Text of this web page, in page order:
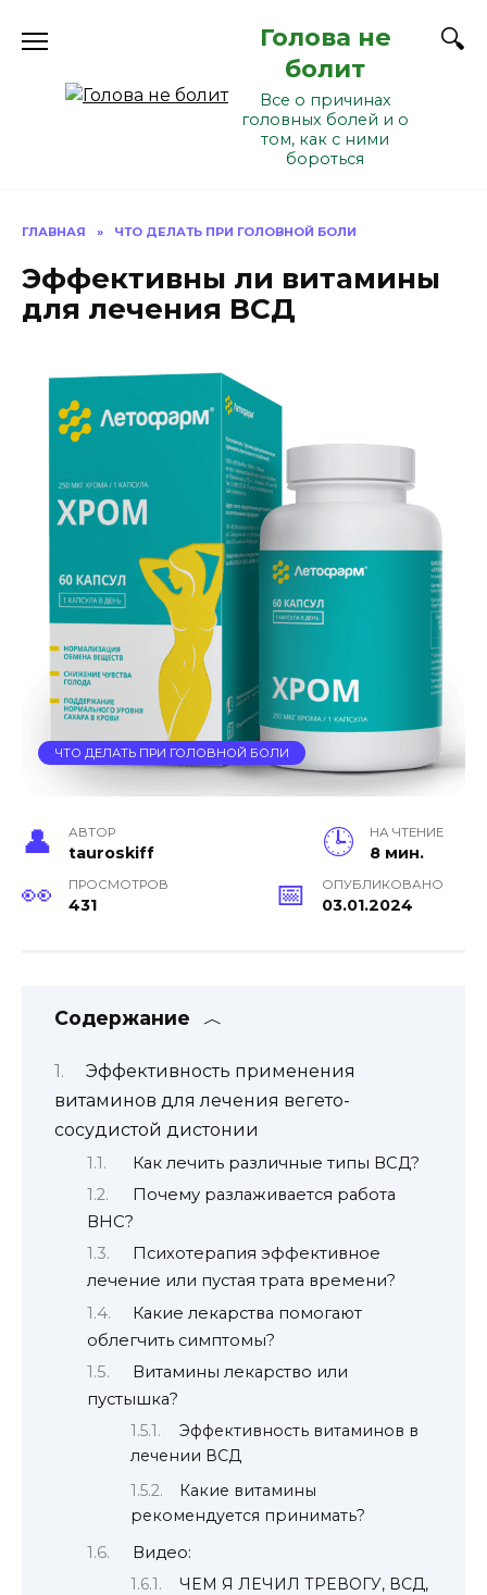
Голова не
болит
Все о причинах
головных болей и о
том, как с ними
бороться
ГЛАВНАЯ » ЧТО ДЕЛАТЬ ПРИ ГОЛОВНОЙ БОЛИ
Эффективны ли витамины
для лечения ВСД
ЧТО ДЕЛАТЬ ПРИ ГОЛОВНОЙ БОЛИ
АВТОР
tauroskiff
НА ЧТЕНИЕ
8 мин.
ПРОСМОТРОВ
431
ОПУБЛИКОВАНО
03.01.2024
Содержание
Эффективность применения
витаминов для лечения вегето-
сосудистой дистонии
Как лечить различные типы ВСД?
Почему разлаживается работа
ВНС?
Психотерапия эффективное
лечение или пустая трата времени?
Какие лекарства помогают
облегчить симптомы?
Витамины лекарство или
пустышка?
Эффективность витаминов в
лечении ВСД
Какие витамины
рекомендуется принимать?
Видео:
ЧЕМ Я ЛЕЧИЛ ТРЕВОГУ, ВСД,